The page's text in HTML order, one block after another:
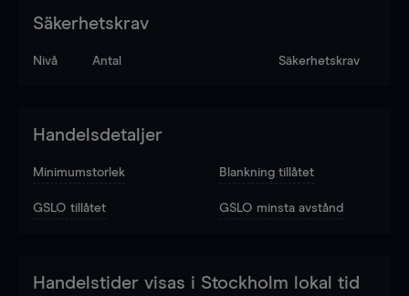
Säkerhetskrav
Nivå Antal Säkerhetskrav
Handelsdetaljer
Minimumstorlek Blankning tillåtet
GSLO tillåtet GSLO minsta avstånd
Handelstider visas i Stockholm lokal tid